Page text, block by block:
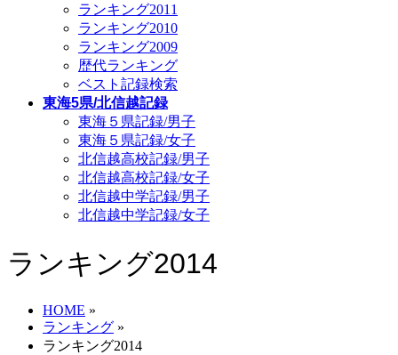
ランキング2011
ランキング2010
ランキング2009
歴代ランキング
ベスト記録検索
東海5県/北信越記録
東海５県記録/男子
東海５県記録/女子
北信越高校記録/男子
北信越高校記録/女子
北信越中学記録/男子
北信越中学記録/女子
ランキング2014
HOME »
ランキング »
ランキング2014